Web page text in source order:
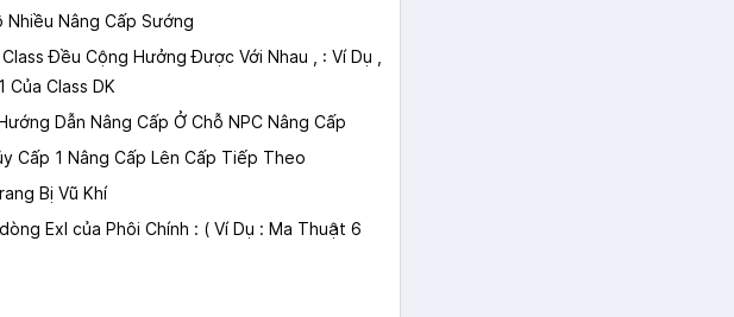
Nâng Cấp Sướng
Đều Cộng Hưởng Được Với Nhau , : Ví Dụ ,
Class DK
Dẫn Nâng Cấp Ở Chỗ NPC Nâng Cấp
Cấp 1 Nâng Cấp Lên Cấp Tiếp Theo
Bị Vũ Khí
Exl của Phôi Chính : ( Ví Dụ : Ma Thuật 6